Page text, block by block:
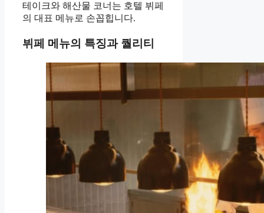
테이크와 해산물 코너는 호텔 뷔페
의 대표 메뉴로 손꼽힙니다.
뷔페 메뉴의 특징과 퀄리티